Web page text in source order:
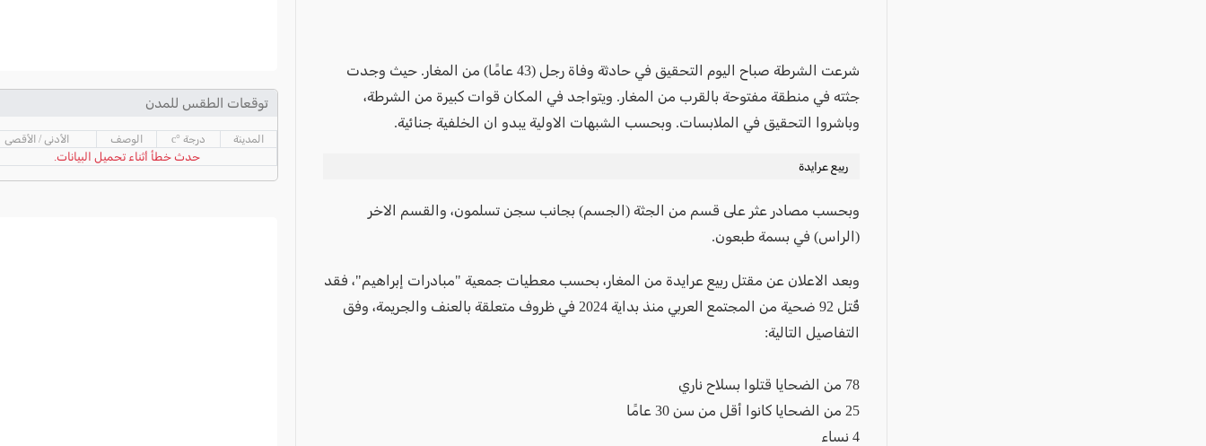
شرعت الشرطة صباح اليوم التحقيق في حادثة وفاة رجل (43 عامًا) من المغار. حيث وجدت
جثته في منطقة مفتوحة بالقرب من المغار. ويتواجد في المكان قوات كبيرة من الشرطة،
وباشروا التحقيق في الملابسات. وبحسب الشبهات الاولية يبدو ان الخلفية جنائية.
ربيع عرايدة
وبحسب مصادر عثر على قسم من الجثة (الجسم) بجانب سجن تسلمون، والقسم الاخر
(الراس) في بسمة طبعون.
وبعد الاعلان عن مقتل ربيع عرايدة من المغار، بحسب معطيات جمعية "مبادرات إبراهيم"، فقد
قُتل 92 ضحية من المجتمع العربي منذ بداية 2024 في ظروف متعلقة بالعنف والجريمة، وفق
التفاصيل التالية:
78 من الضحايا قتلوا بسلاح ناري
25 من الضحايا كانوا أقل من سن 30 عامًا
4 نساء
توقعات الطقس للمدن
المدينة درجة °c الوصف الأدنى / الأقصى
حدث خطأ أثناء تحميل البيانات.